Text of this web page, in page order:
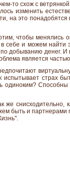
то схож с
изменить
на это
чтобы менялись
себе и можем найти
денег. И
является
страх
одиноким?
же снисходительно,
быть и